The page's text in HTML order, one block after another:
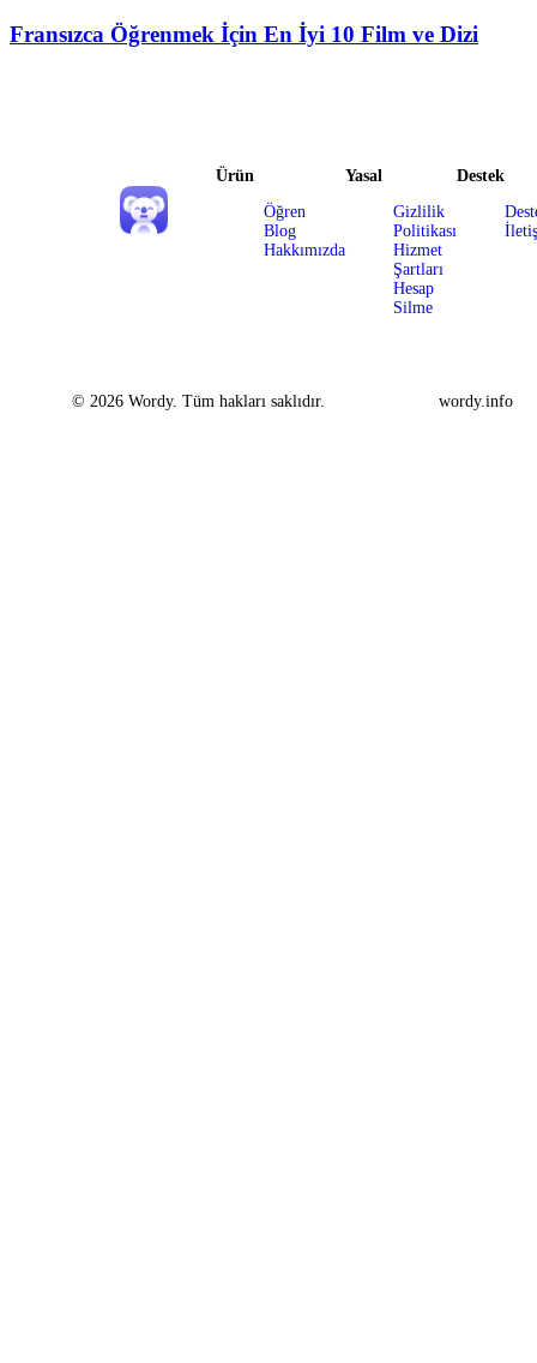
Fransızca Öğrenmek İçin En İyi 10 Film ve Dizi
Ürün
Öğren
Blog
Hakkımızda
Yasal
Gizlilik
Politikası
Hizmet
Şartları
Hesap
Silme
Destek
© 2026 Wordy. Tüm hakları saklıdır. wordy.info